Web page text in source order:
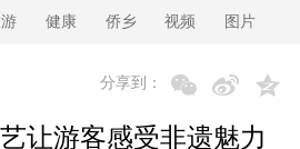
健康 侨乡 视频 图片
分享到：
让游客感受非遗魅力